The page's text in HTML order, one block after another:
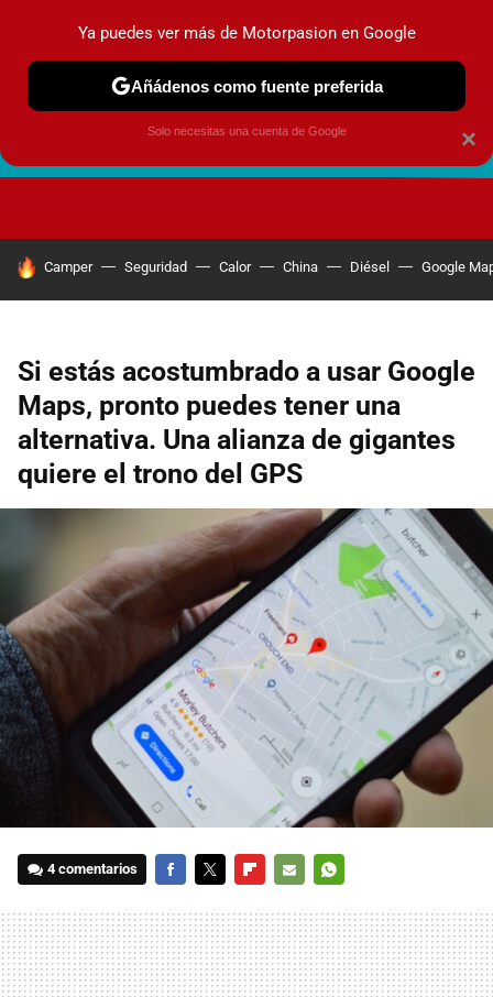
HOY SE HABLA DE
Camper Seguridad Calor China Diésel Google
Si estás acostumbrado a usar Google
Maps, pronto puedes tener una
alternativa. Una alianza de gigantes
quiere el trono del GPS
4 comentarios
MAIL
×
Ya puedes ver más de Motorpasion en Google
Añádenos como fuente preferida
Solo necesitas una cuenta de Google